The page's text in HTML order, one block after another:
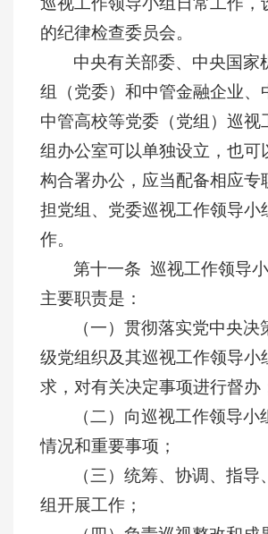
的纪律检查委员会。
中央有关部委、中央国家
组（党委）和中管金融企业、
中管高校等党委（党组）巡视
组办公室可以单独设立，也可
构合署办公，应当配备相应专
担党组、党委巡视工作领导小
作。
第十一条 巡视工作领导
主要职责是：
（一）贯彻落实党中央决
级党组织及其巡视工作领导小
求，对有关决定事项进行督办
（二）向巡视工作领导小
情况和重要事项；
（三）统筹、协调、指导
组开展工作；